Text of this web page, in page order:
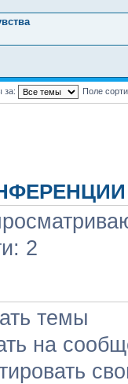
за: Поле
2
темы
на